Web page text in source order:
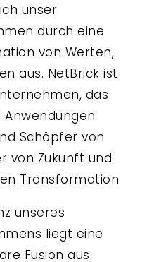
unser
durch eine
von Werten,
aus. NetBrick ist
das
Schöpfer von
von Zukunft und
Transformation.
unseres
liegt eine
Fusion aus